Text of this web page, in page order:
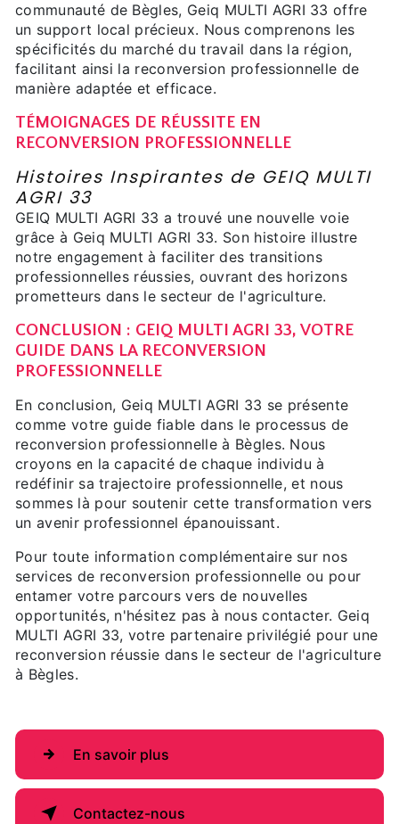
communauté de Bègles, Geiq MULTI AGRI 33 offre
un support local précieux. Nous comprenons les
spécificités du marché du travail dans la région,
facilitant ainsi la reconversion professionnelle de
manière adaptée et efficace.
TÉMOIGNAGES DE RÉUSSITE EN
RECONVERSION PROFESSIONNELLE
Histoires Inspirantes de GEIQ MULTI
AGRI 33
GEIQ MULTI AGRI 33 a trouvé une nouvelle voie
grâce à Geiq MULTI AGRI 33. Son histoire illustre
notre engagement à faciliter des transitions
professionnelles réussies, ouvrant des horizons
prometteurs dans le secteur de l'agriculture.
CONCLUSION : GEIQ MULTI AGRI 33, VOTRE
GUIDE DANS LA RECONVERSION
PROFESSIONNELLE
En conclusion, Geiq MULTI AGRI 33 se présente
comme votre guide fiable dans le processus de
reconversion professionnelle à Bègles. Nous
croyons en la capacité de chaque individu à
redéfinir sa trajectoire professionnelle, et nous
sommes là pour soutenir cette transformation vers
un avenir professionnel épanouissant.
Pour toute information complémentaire sur nos
services de reconversion professionnelle ou pour
entamer votre parcours vers de nouvelles
opportunités, n'hésitez pas à nous contacter. Geiq
MULTI AGRI 33, votre partenaire privilégié pour une
reconversion réussie dans le secteur de l'agriculture
à Bègles.
En savoir plus
Contactez-nous